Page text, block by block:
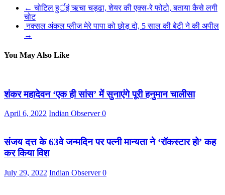
← चोटिल हुर्इं ऋचा चड्ढा, शेयर की एक्स-रे फोटो, बताया कैसे लगी
चोट
नक्सल अंकल प्लीज मेरे पापा को छोड़ दो, 5 साल की बेटी ने की अपील
→
You May Also Like
शंकर महादेवन ‘एक ही सांस’ में सुनाएंगे पूरी हनुमान चालीसा
April 6, 2022 Indian Observer0
संजय दत्त के 63वे जन्मदिन पर पत्नी मान्यता ने ‘रॉकस्टार हो’ कह
कर किया विश
July 29, 2022 Indian Observer0